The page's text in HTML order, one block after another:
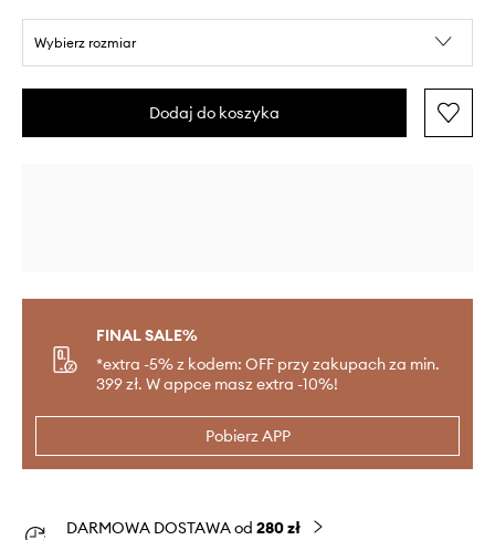
Wybierz rozmiar
Dodaj do koszyka
FINAL SALE%
*extra -5% z kodem: OFF przy zakupach za min.
399 zł. W appce masz extra -10%!
Pobierz APP
DARMOWA DOSTAWA od 280 zł